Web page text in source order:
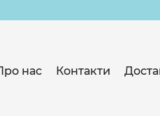
нас Контакти